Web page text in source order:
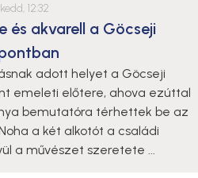
kedd, 12:32
és akvarell a Göcseji
adott helyet a Göcseji
emeleti előtere, ahova ezúttal
bemutatóra térhettek be az
a két alkotót a családi
a művészet szeretete ...